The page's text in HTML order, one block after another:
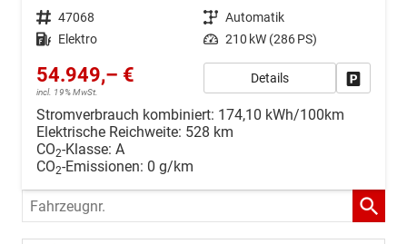
Fahrzeugnr. 47068 Getriebe Automatik
Kraftstoff Elektro Leistung 210 kW (286 PS)
54.949,– €
incl. 19% MwSt.
Details
Stromverbrauch kombiniert: 174,10 kWh/100km
Elektrische Reichweite: 528 km
CO2-Klasse: A
CO2-Emissionen: 0 g/km
Fahrzeugnr.